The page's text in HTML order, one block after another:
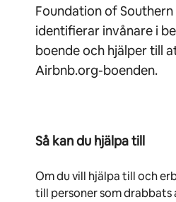
Foundation of
identifierar invånare i
boende och hjälper till
Airbnb.org-boenden.
Så kan du hjälpa till
Om du vill hjälpa till och
till personer som drabbats